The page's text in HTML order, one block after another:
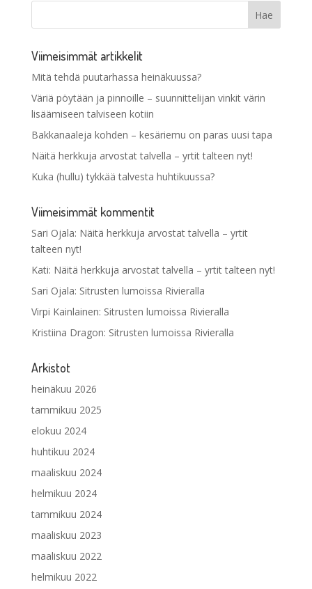
Viimeisimmät artikkelit
Mitä tehdä puutarhassa heinäkuussa?
Väriä pöytään ja pinnoille – suunnittelijan vinkit värin
lisäämiseen talviseen kotiin
Bakkanaaleja kohden – kesäriemu on paras uusi tapa
Näitä herkkuja arvostat talvella – yrtit talteen nyt!
Kuka (hullu) tykkää talvesta huhtikuussa?
Viimeisimmät kommentit
Sari Ojala: Näitä herkkuja arvostat talvella – yrtit
talteen nyt!
Kati: Näitä herkkuja arvostat talvella – yrtit talteen nyt!
Sari Ojala: Sitrusten lumoissa Rivieralla
Virpi Kainlainen: Sitrusten lumoissa Rivieralla
Kristiina Dragon: Sitrusten lumoissa Rivieralla
Arkistot
heinäkuu 2026
tammikuu 2025
elokuu 2024
huhtikuu 2024
maaliskuu 2024
helmikuu 2024
tammikuu 2024
maaliskuu 2023
maaliskuu 2022
helmikuu 2022